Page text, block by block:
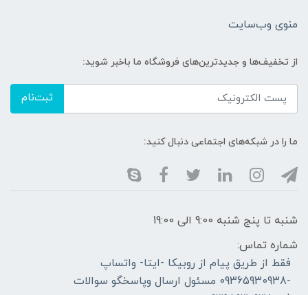
منوی وب‌سایت
از تخفیف‌ها و جدیدترین‌های فروشگاه ما باخبر شوید:
ثبت‌نام
ما را در شبکه‌های اجتماعی دنبال کنید:
شنبه تا پنج شنبه 9:00 الی 19:00
شماره تماس:
فقط از طریق پیام از روبیکا -ایتا- واتساپ
-09365930938 مسئول ارسال وپاسخگو سوالات